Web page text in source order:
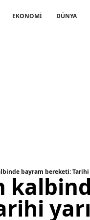
EKONOMİ DÜNYA
bayram bereketi: Tarihi